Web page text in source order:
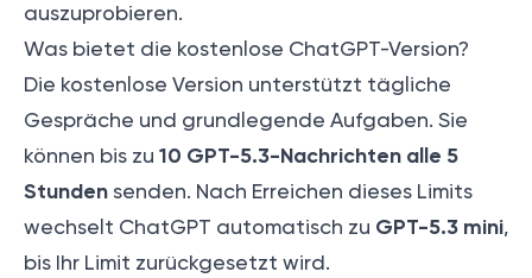
auszuprobieren.
Was bietet die kostenlose ChatGPT-Version?
Die kostenlose Version unterstützt tägliche
Gespräche und grundlegende Aufgaben. Sie
können bis zu 10 GPT-5.3-Nachrichten alle 5
Stunden senden. Nach Erreichen dieses Limits
wechselt ChatGPT automatisch zu GPT-5.3 mini,
bis Ihr Limit zurückgesetzt wird.